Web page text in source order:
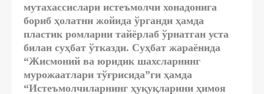
мутахассислари истеъмолчи хонадонига
бориб ҳолатни жойида ўрганди ҳамда
пластик ромларни тайёрлаб ўрнатган уста
билан суҳбат ўтказди. Суҳбат жараёнида
“Жисмоний ва юридик шахсларнинг
мурожаатлари тўғрисида”ги ҳамда
“Истеъмолчиларнинг ҳуқуқларини ҳимоя